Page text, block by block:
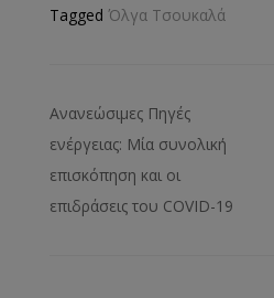
Tagged Όλγα Τσουκαλά
Ανανεώσιμες Πηγές
ενέργειας: Μία συνολική
επισκόπηση και οι
επιδράσεις του COVID-19